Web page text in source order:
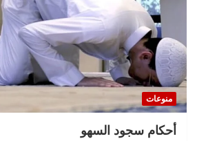
منوعات
أحكام سجود السهو